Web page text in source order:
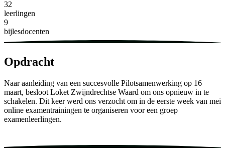
32
leerlingen
9
bijlesdocenten
Opdracht
Naar aanleiding van een succesvolle Pilotsamenwerking op 16
maart, besloot Loket Zwijndrechtse Waard om ons opnieuw in te
schakelen. Dit keer werd ons verzocht om in de eerste week van mei
online examentrainingen te organiseren voor een groep
examenleerlingen.